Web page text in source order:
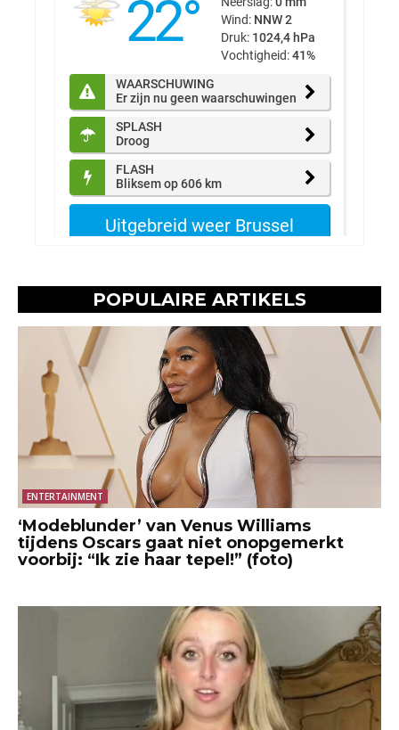
POPULAIRE ARTIKELS
ENTERTAINMENT
‘Modeblunder’ van Venus Williams
tijdens Oscars gaat niet onopgemerkt
voorbij: “Ik zie haar tepel!” (foto)